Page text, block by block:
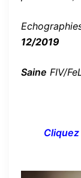
12/2019
Saine FIV/